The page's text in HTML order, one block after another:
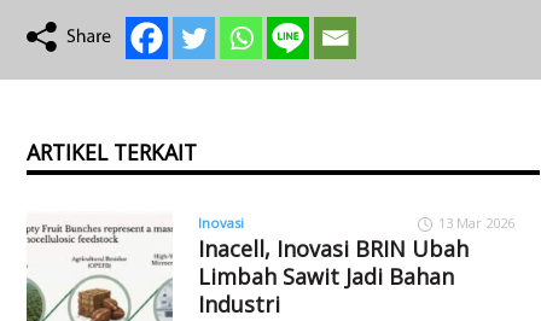
ARTIKEL TERKAIT
Inovasi 13 Mar 2026
Inacell, Inovasi BRIN Ubah
Limbah Sawit Jadi Bahan
Industri